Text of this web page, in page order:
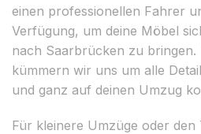
einen professionellen Fahrer
Verfügung, um deine Möbel
nach Saarbrücken zu bringen.
kümmern wir uns um alle
und ganz auf deinen Umzug
Für kleinere Umzüge oder